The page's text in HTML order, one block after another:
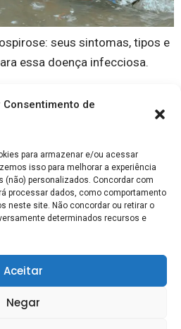
Consentimento de
para armazenar e/ou acessar
isso para melhorar a experiência
(não) personalizados. Concordar com
processar dados, como comportamento
neste site. Não concordar ou retirar o
determinados recursos e
Aceitar
Negar
seus sintomas, tipos e
essa doença infecciosa.
Feito Com Elementor